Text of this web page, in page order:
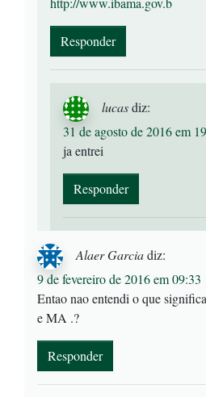
Responder
lucasdiz:
31 de agosto de 2016 em
ja entrei
Responder
Alaer Garciadiz:
9 de fevereiro de 2016 em 09:33
Entao nao entendi o que
e MA .?
Responder